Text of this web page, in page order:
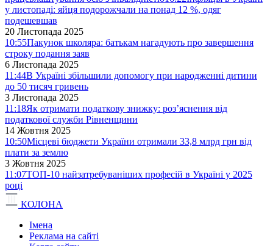
у листопаді: яйця подорожчали на понад 12 %, одяг
подешевшав
20 Листопада 2025
10:55Пакунок школяра: батькам нагадують про завершення
строку подання заяв
6 Листопада 2025
11:44В Україні збільшили допомогу при народженні дитини
до 50 тисяч гривень
3 Листопада 2025
11:18Як отримати податкову знижку: роз’яснення від
податкової служби Рівненщини
14 Жовтня 2025
10:50Місцеві бюджети України отримали 33,8 млрд грн від
плати за землю
3 Жовтня 2025
11:07ТОП-10 найзатребуваніших професій в Україні у 2025
році
КОЛОНА
Імена
Реклама на сайті